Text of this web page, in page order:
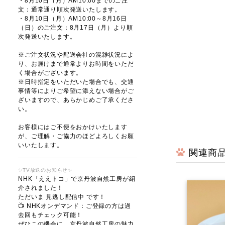
文：通常通り順次発送いたします。
・8月10日（月）AM10:00～8月16日
（日）のご注文：8月17日（月）より順
次発送いたします。
※ご注文状況や配送会社の混雑状況によ
り、お届けまで通常よりお時間をいただ
く場合がございます。
※日時指定をいただいた場合でも、交通
事情等によりご希望に添えない場合がご
ざいますので、あらかじめご了承くださ
い。
お客様にはご不便をおかけいたします
が、ご理解・ご協力のほどよろしくお願
いいたします。
✨TV放送のお知らせ✨
NHK「ええトコ」で京丹波自然工房が紹
介されました！
ただいま 見逃し配信中 です！
📺 NHKオンデマンド：ご登録の方は過
去回もチェック可能！
関連商